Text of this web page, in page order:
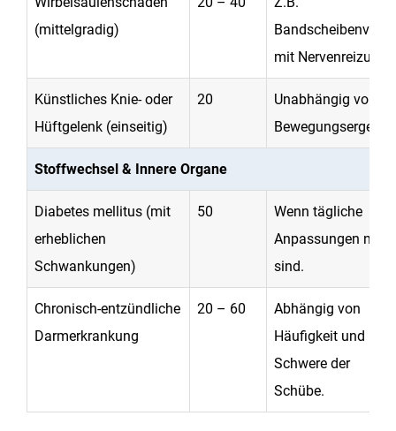
(mittelgradig)
mit Nervenreizung.
Künstliches Knie- oder
Hüftgelenk (einseitig)
20
Unabhängig vom
Stoffwechsel & Innere Organe
Diabetes mellitus (mit
erheblichen
Schwankungen)
50
Wenn tägliche
Anpassungen nötig
sind.
Chronisch-entzündliche
Darmerkrankung
20 – 60
Abhängig von
Häufigkeit und
Schwere der
Schübe.